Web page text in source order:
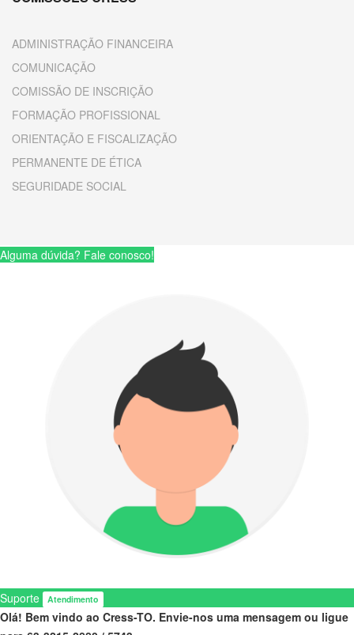
ADMINISTRAÇÃO FINANCEIRA
COMUNICAÇÃO
COMISSÃO DE INSCRIÇÃO
FORMAÇÃO PROFISSIONAL
ORIENTAÇÃO E FISCALIZAÇÃO
PERMANENTE DE ÉTICA
SEGURIDADE SOCIAL
Alguma dúvida? Fale conosco!
Suporte Atendimento
Olá! Bem vindo ao Cress-TO. Envie-nos uma mensagem ou ligue